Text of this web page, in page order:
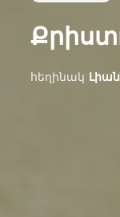
հեղինակ